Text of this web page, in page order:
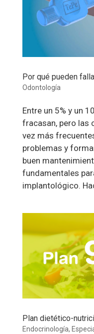
Por qué pueden
Odontología
Entre un 5% y un
fracasan, pero las
vez más
problemas y
buen
fundamentales
implantológico.
Plan dietético-
Endocrinología,